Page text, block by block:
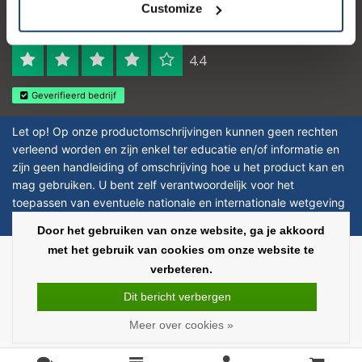
Customize
Logo eigendom van TrustPilot
Reviews 273 - Goed
4.4
Geverifieerd bedrijf
Let op! Op onze productomschrijvingen kunnen geen rechten
verleend worden en zijn enkel ter educatie en/of informatie en
zijn geen handleiding of omschrijving hoe u het product kan en
mag gebruiken. U bent zelf verantwoordelijk voor het
toepassen van eventuele nationale en internationale wetgeving
Copyright © 2026 - Laboratorium Discounter - All rights reserved - Theme by
Alle bedragen zijn exclusief BTW
Door het gebruiken van onze website, ga je akkoord
met het gebruik van cookies om onze website te
verbeteren.
Dit bericht verbergen
Meer over cookies »